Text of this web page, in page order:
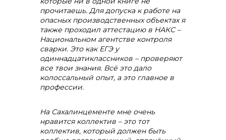
прочитаешь. Для допуска к работе на
опасных производственных объектах я
также проходил аттестацию в НАКС –
Национальном агентстве контроля
сварки. Это как ЕГЭ у
одиннадцатиклассников – проверяют
все твои знания. Всё это дало
колоссальный опыт, а это главное в
профессии.
На Сахалинцементе мне очень
нравится коллектив – этотот
коллектив, который должен быть